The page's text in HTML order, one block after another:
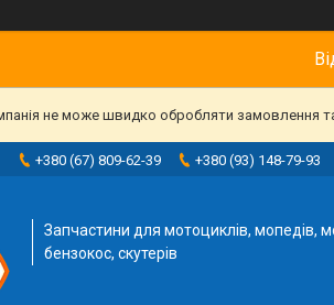
не може швидко обробляти замовлення
+380 (67) 809-62-39 +380 (93) 148-79-93
Запчастини для мотоциклів, мопедів,
бензокос, скутерів